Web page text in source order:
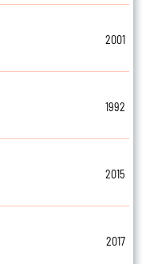
2001
1992
2015
2017